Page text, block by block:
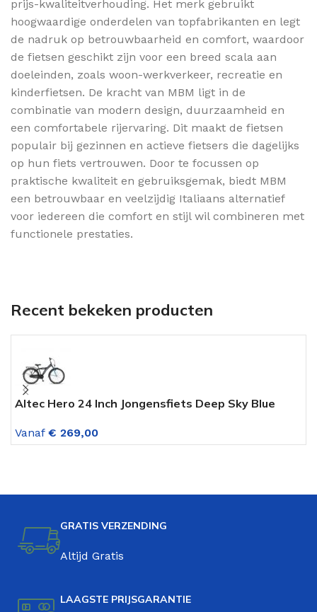
prijs-kwaliteitverhouding. Het merk gebruikt
hoogwaardige onderdelen van topfabrikanten en legt
de nadruk op betrouwbaarheid en comfort, waardoor
de fietsen geschikt zijn voor een breed scala aan
doeleinden, zoals woon-werkverkeer, recreatie en
kinderfietsen. De kracht van MBM ligt in de
combinatie van modern design, duurzaamheid en
een comfortabele rijervaring. Dit maakt de fietsen
populair bij gezinnen en actieve fietsers die dagelijks
op hun fiets vertrouwen. Door te focussen op
praktische kwaliteit en gebruiksgemak, biedt MBM
een betrouwbaar en veelzijdig Italiaans alternatief
voor iedereen die comfort en stijl wil combineren met
functionele prestaties.
Recent bekeken producten
Altec Hero 24 Inch Jongensfiets Deep Sky Blue
Vanaf € 269,00
GRATIS VERZENDING
Altijd Gratis
LAAGSTE PRIJSGARANTIE